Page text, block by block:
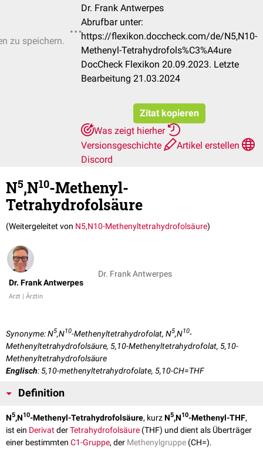
zu speichern.
Dr. Frank Antwerpes
Abrufbar unter:
https://flexikon.doccheck.com/de/N5,N10-
Methenyl-Tetrahydrofols%C3%A4ure
DocCheck Flexikon 20.09.2023. Letzte
Bearbeitung 21.03.2024
Zitat kopieren
Was zeigt hierher
Versionsgeschichte
Artikel erstellen
Discord
N5,N10-Methenyl-
Tetrahydrofolsäure
(Weitergeleitet von N5,N10-Methenyltetrahydrofolsäure)
Dr. Frank Antwerpes
Arzt | Ärztin
Dr. Frank Antwerpes
Synonyme: N5,N10-Methenyltetrahydrofolat, N5,N10-
Methenyltetrahydrofolsäure, 5,10-Methenyltetrahydrofolat, 5,10-
Methenyltetrahydrofolsäure
Englisch: 5,10-methenyltetrahydrofolate, 5,10-CH=THF
Definition
N5,N10-Methenyl-Tetrahydrofolsäure, kurzN5,N10-Methenyl-THF,
ist ein DerivatderTetrahydrofolsäure (THF) und dient als Überträger
einer bestimmten C1-Gruppe, der Methenylgruppe (CH=).